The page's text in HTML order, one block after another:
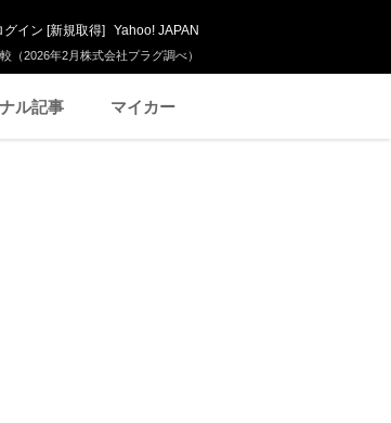
2026年2月株式会社プラグ調べ）
グイン [新規取得] Yahoo! JAPAN
ル記事 マイカー